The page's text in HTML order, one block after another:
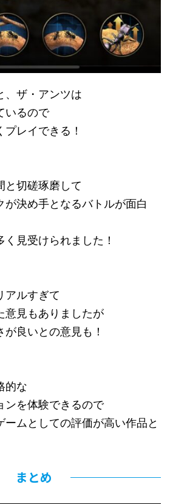
、ザ・アンツは
いるので
レイできる！
と切磋琢磨して
が決め手となるバトルが面白
見受けられました！
アルすぎて
意見もありましたが
良いとの意見も！
的な
ンを体験できるので
ームとしての評価が高い作品と
まとめ